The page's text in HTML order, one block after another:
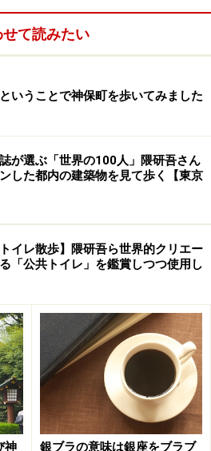
1-4-1
階
100均のダイソーがあったり、
ーなんかもあったりで便利。西
ってみよう。ここに小田急豊川
上庭園がある
うは関東地方が梅雨入りした日
をさして庭園へ。
さなお社がある。
せて読みたい
いうことで神保町を歩いてみました
が選ぶ「世界の100人」隈研吾さん
した都内の建築物を見て歩く【東京
トイレ散歩】隈研吾ら世界的クリエー
「公共トイレ」を鑑賞しつつ使用し
神
銀ブラの意味は銀座をブラブ